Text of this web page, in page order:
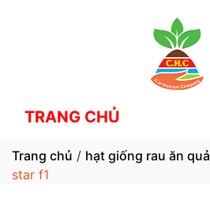
TRANG CHỦ
Trang chủ / hạt giống rau ăn quả
star f1